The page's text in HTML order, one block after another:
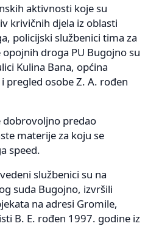
aktivnosti koje su
krivičnih djela iz oblasti
policijski službenici tima za
droga PU Bugojno su
Kulina Bana, općina
osobe Z. A. rođen
predao
materije za koju se
speed.
službenici su na
suda Bugojno, izvršili
na adresi Gromile,
B. E. rođen 1997. godine iz